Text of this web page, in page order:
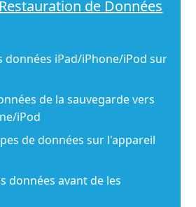
de Données
données iPad/iPhone/iPod sur
de la sauvegarde vers
iPod
de données sur l'appareil
données avant de les